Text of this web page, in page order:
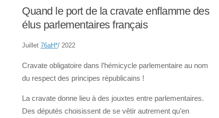
Quand le port de la cravate enflamme des
élus parlementaires français
Juillet 76aH*/ 2022
Cravate obligatoire dans l’hémicycle parlementaire au nom
du respect des principes républicains !
La cravate donne lieu à des jouxtes entre parlementaires.
Des députés choisissent de se vêtir autrement qu’en